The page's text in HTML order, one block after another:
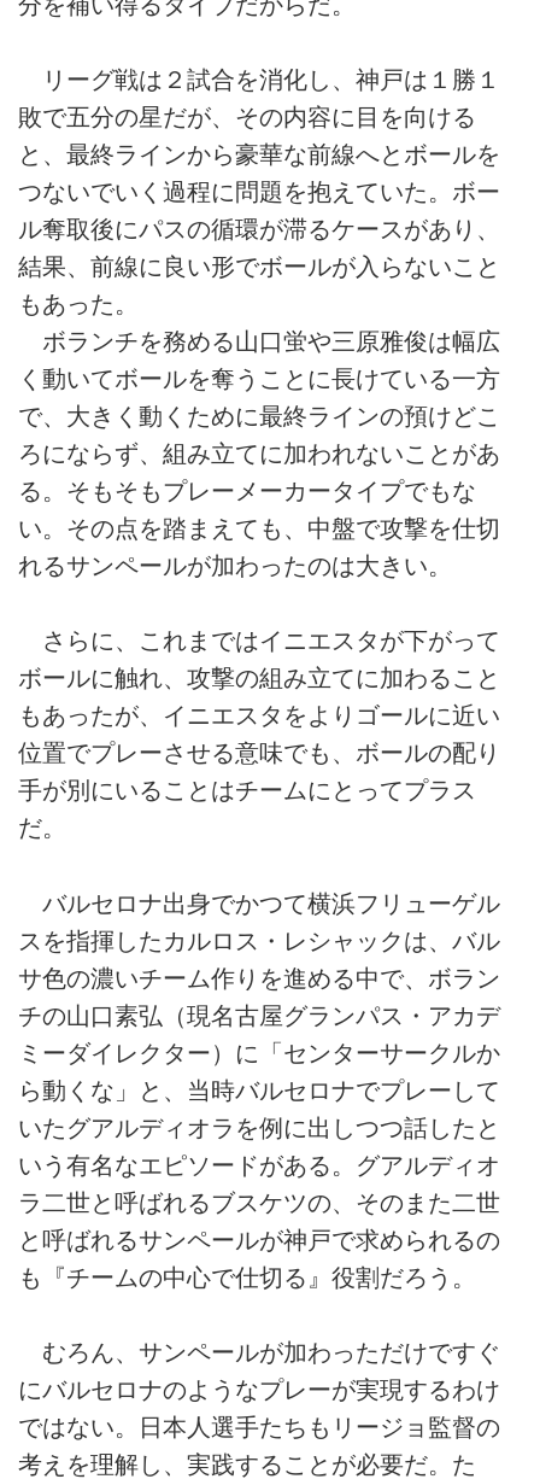
リーグ戦は２試合を消化し、神戸は１勝１
敗で五分の星だが、その内容に目を向ける
と、最終ラインから豪華な前線へとボールを
つないでいく過程に問題を抱えていた。ボー
ル奪取後にパスの循環が滞るケースがあり、
結果、前線に良い形でボールが入らないこと
もあった。
ボランチを務める山口蛍や三原雅俊は幅広
く動いてボールを奪うことに長けている一方
で、大きく動くために最終ラインの預けどこ
ろにならず、組み立てに加われないことがあ
る。そもそもプレーメーカータイプでもな
い。その点を踏まえても、中盤で攻撃を仕切
れるサンペールが加わったのは大きい。
さらに、これまではイニエスタが下がって
ボールに触れ、攻撃の組み立てに加わること
もあったが、イニエスタをよりゴールに近い
位置でプレーさせる意味でも、ボールの配り
手が別にいることはチームにとってプラス
だ。
バルセロナ出身でかつて横浜フリューゲル
スを指揮したカルロス・レシャックは、バル
サ色の濃いチーム作りを進める中で、ボラン
チの山口素弘（現名古屋グランパス・アカデ
ミーダイレクター）に「センターサークルか
ら動くな」と、当時バルセロナでプレーして
いたグアルディオラを例に出しつつ話したと
いう有名なエピソードがある。グアルディオ
ラ二世と呼ばれるブスケツの、そのまた二世
と呼ばれるサンペールが神戸で求められるの
も『チームの中心で仕切る』役割だろう。
むろん、サンペールが加わっただけですぐ
にバルセロナのようなプレーが実現するわけ
ではない。日本人選手たちもリージョ監督の
考えを理解し、実践することが必要だ。た